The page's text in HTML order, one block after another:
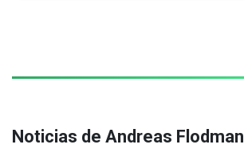
Noticias de Andreas Flodman